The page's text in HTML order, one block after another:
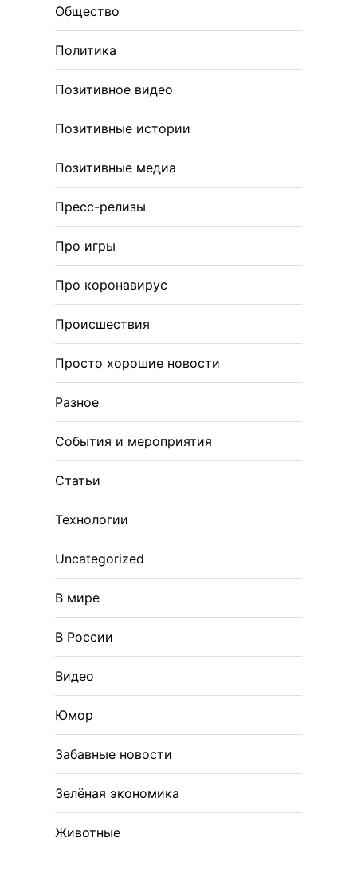
Общество
Политика
Позитивное видео
Позитивные истории
Позитивные медиа
Пресс-релизы
Про игры
Про коронавирус
Происшествия
Просто хорошие новости
Разное
События и мероприятия
Статьи
Технологии
Uncategorized
В мире
В России
Видео
Юмор
Забавные новости
Зелёная экономика
Животные